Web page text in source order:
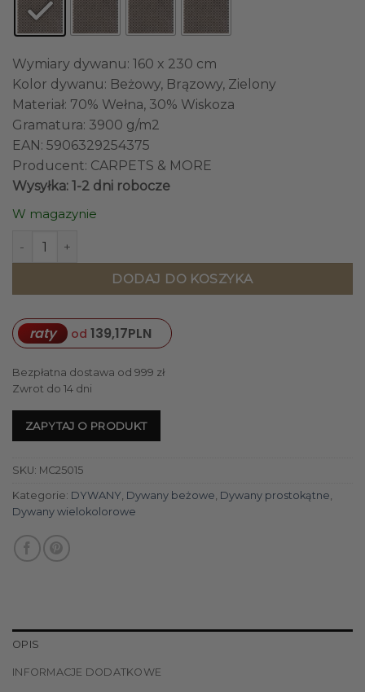
Wymiary dywanu: 160 x 230 cm
Kolor dywanu: Beżowy, Brązowy, Zielony
Materiał: 70% Wełna, 30% Wiskoza
Gramatura: 3900 g/m2
EAN: 5906329254375
Producent: CARPETS & MORE
Wysyłka: 1-2 dni robocze
W magazynie
ilość DYWAN Flicker Dark Green Beige Brown
DODAJ DO KOSZYKA
raty od 139,17PLN
Bezpłatna dostawa od 999 zł
Zwrot do 14 dni
ZAPYTAJ O PRODUKT
SKU: MC25015
Kategorie: DYWANY, Dywany beżowe, Dywany prostokątne,
Dywany wielokolorowe
OPIS
INFORMACJE DODATKOWE